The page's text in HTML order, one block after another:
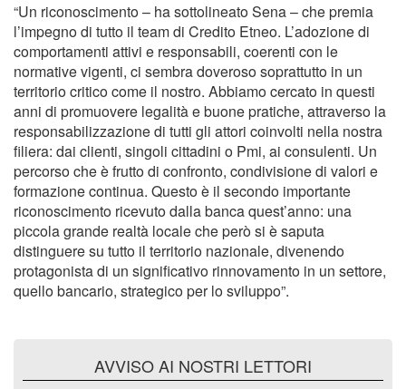
“Un riconoscimento – ha sottolineato Sena – che premia
l’impegno di tutto il team di Credito Etneo. L’adozione di
comportamenti attivi e responsabili, coerenti con le
normative vigenti, ci sembra doveroso soprattutto in un
territorio critico come il nostro. Abbiamo cercato in questi
anni di promuovere legalità e buone pratiche, attraverso la
responsabilizzazione di tutti gli attori coinvolti nella nostra
filiera: dai clienti, singoli cittadini o Pmi, ai consulenti. Un
percorso che è frutto di confronto, condivisione di valori e
formazione continua. Questo è il secondo importante
riconoscimento ricevuto dalla banca quest’anno: una
piccola grande realtà locale che però si è saputa
distinguere su tutto il territorio nazionale, divenendo
protagonista di un significativo rinnovamento in un settore,
quello bancario, strategico per lo sviluppo”.
AVVISO AI NOSTRI LETTORI